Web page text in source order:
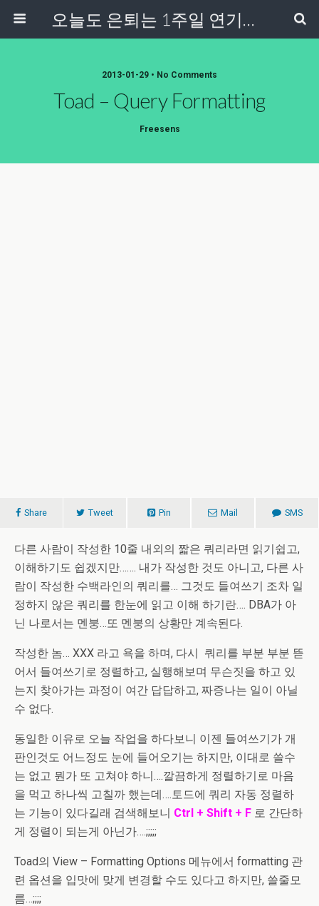
오늘도 은퇴는 1주일 연기중...
2013-01-29 • No Comments
Toad – Query Formatting
Freesens
Share Tweet Pin Mail SMS
다른 사람이 작성한 10줄 내외의 짧은 쿼리라면 읽기쉽고,
이해하기도 쉽겠지만……. 내가 작성한 것도 아니고, 다른 사
람이 작성한 수백라인의 쿼리를… 그것도 들여쓰기 조차 일
정하지 않은 쿼리를 한눈에 읽고 이해 하기란…. DBA가 아
닌 나로서는 멘붕…또 멘붕의 상황만 계속된다.
작성한 놈… XXX 라고 욕을 하며, 다시 쿼리를 부분 부분 뜯
어서 들여쓰기로 정렬하고, 실행해보며 무슨짓을 하고 있
는지 찾아가는 과정이 여간 답답하고, 짜증나는 일이 아닐
수 없다.
동일한 이유로 오늘 작업을 하다보니 이젠 들여쓰기가 개
판인것도 어느정도 눈에 들어오기는 하지만, 이대로 쓸수
는 없고 뭔가 또 고쳐야 하니….깔끔하게 정렬하기로 마음
을 먹고 하나씩 고칠까 했는데….토드에 쿼리 자동 정렬하
는 기능이 있다길래 검색해보니 Ctrl + Shift + F 로 간단하
게 정렬이 되는게 아닌가….;;;;;
Toad의 View – Formatting Options 메뉴에서 formatting 관
련 옵션을 입맛에 맞게 변경할 수도 있다고 하지만, 쓸줄모
름…;;;;